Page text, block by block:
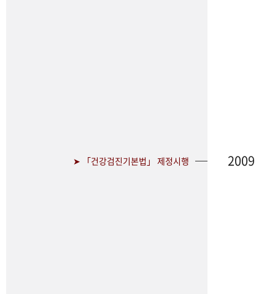
➤ 「건강검진기본법」 제정시행 2009